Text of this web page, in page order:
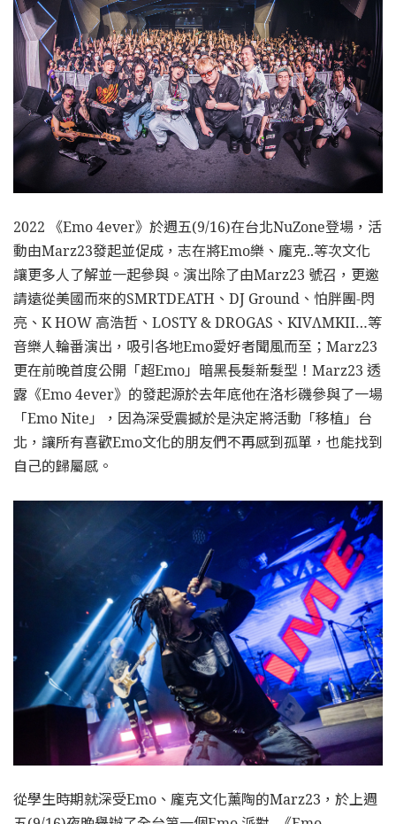
2022 《Emo 4ever》於週五(9/16)在台北NuZone登場，活
動由Marz23發起並促成，志在將Emo樂、龐克..等次文化
讓更多人了解並一起參與。演出除了由Marz23 號召，更邀
請遠從美國而來的SMRTDEATH、DJ Ground、怕胖團-閃
亮、K HOW 高浩哲、LOSTY & DROGAS、KIVΛMKII…等
音樂人輪番演出，吸引各地Emo愛好者聞風而至；Marz23
更在前晚首度公開「超Emo」暗黑長髮新髮型！Marz23 透
露《Emo 4ever》的發起源於去年底他在洛杉磯參與了一場
「Emo Nite」，因為深受震撼於是決定將活動「移植」台
北，讓所有喜歡Emo文化的朋友們不再感到孤單，也能找到
自己的歸屬感。
從學生時期就深受Emo、龐克文化薰陶的Marz23，於上週